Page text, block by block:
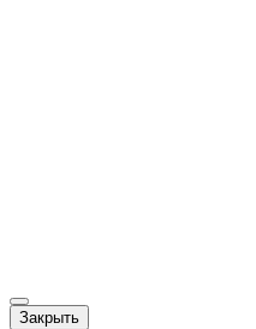
Закрыть